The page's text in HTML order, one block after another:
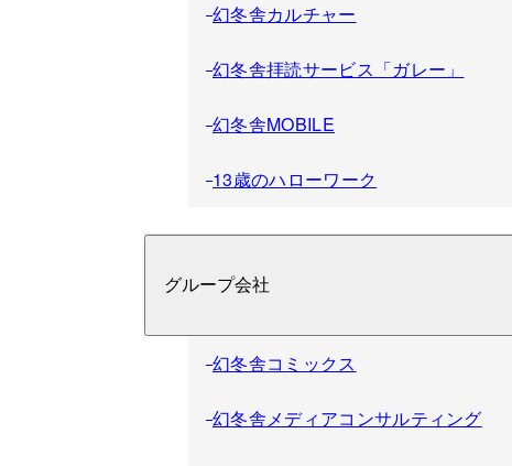
幻冬舎カルチャー
幻冬舎拝読サービス「ガレー」
幻冬舎MOBILE
13歳のハローワーク
グループ会社
幻冬舎コミックス
幻冬舎メディアコンサルティング